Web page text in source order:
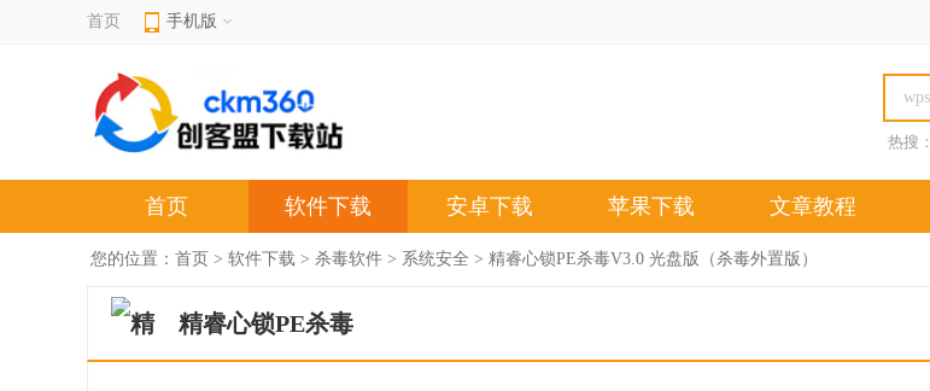
首页 手机版
热搜：
首页 软件下载 安卓下载 苹果下载 文章教程
您的位置： 首页 > 软件下载 > 杀毒软件 > 系统安全 > 精睿心锁PE杀毒V3.0 光盘版（杀毒外置版）
精睿心锁PE杀毒